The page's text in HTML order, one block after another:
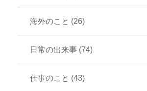
海外のこと (26)
日常の出来事 (74)
仕事のこと (43)